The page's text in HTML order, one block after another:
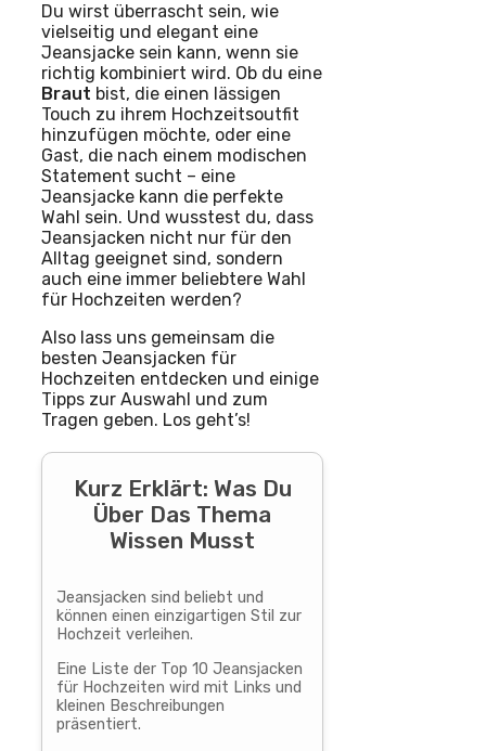
Du wirst überrascht sein, wie
vielseitig und elegant eine
Jeansjacke sein kann, wenn sie
richtig kombiniert wird. Ob du eine
Braut bist, die einen lässigen
Touch zu ihrem Hochzeitsoutfit
hinzufügen möchte, oder eine
Gast, die nach einem modischen
Statement sucht – eine
Jeansjacke kann die perfekte
Wahl sein. Und wusstest du, dass
Jeansjacken nicht nur für den
Alltag geeignet sind, sondern
auch eine immer beliebtere Wahl
für Hochzeiten werden?
Also lass uns gemeinsam die
besten Jeansjacken für
Hochzeiten entdecken und einige
Tipps zur Auswahl und zum
Tragen geben. Los geht’s!
Kurz Erklärt: Was Du
Über Das Thema
Wissen Musst
Jeansjacken sind beliebt und
können einen einzigartigen Stil zur
Hochzeit verleihen.
Eine Liste der Top 10 Jeansjacken
für Hochzeiten wird mit Links und
kleinen Beschreibungen
präsentiert.